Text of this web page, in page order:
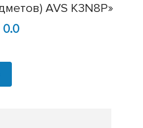
AVS K3N8P»
0.0